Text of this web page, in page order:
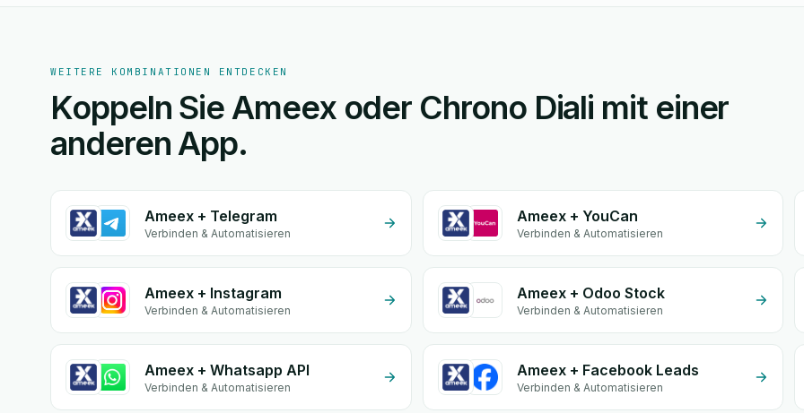
WEITERE KOMBINATIONEN ENTDECKEN
Koppeln Sie Ameex oder Chrono Diali mit einer
anderen App.
Ameex + Telegram
Verbinden & Automatisieren
Ameex + YouCan
Verbinden & Automatisieren
Ameex + Instagram
Verbinden & Automatisieren
Ameex + Odoo Stock
Verbinden & Automatisieren
Ameex + Whatsapp API
Verbinden & Automatisieren
Ameex + Facebook Leads
Verbinden & Automatisieren